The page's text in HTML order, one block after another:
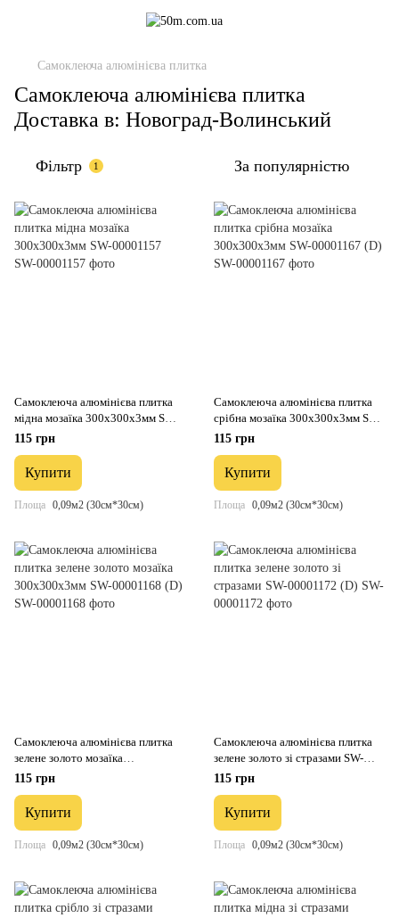
Самоклеюча алюмінієва плитка
Самоклеюча алюмінієва плитка
Доставка в: Новоград-Волинський
Фільтр 1 За популярністю
Самоклеюча алюмінієва плитка
мідна мозаїка 300х300х3мм SW-
00001157
115 грн
Купити
Площа 0,09м2 (30см*30см)
Самоклеюча алюмінієва плитка
срібна мозаїка 300х300х3мм SW-
00001167 (D)
115 грн
Купити
Площа 0,09м2 (30см*30см)
Самоклеюча алюмінієва плитка
зелене золото мозаїка
300х300х3мм SW-00001168 (D)
115 грн
Купити
Площа 0,09м2 (30см*30см)
Самоклеюча алюмінієва плитка
зелене золото зі стразами SW-
00001172 (D)
115 грн
Купити
Площа 0,09м2 (30см*30см)